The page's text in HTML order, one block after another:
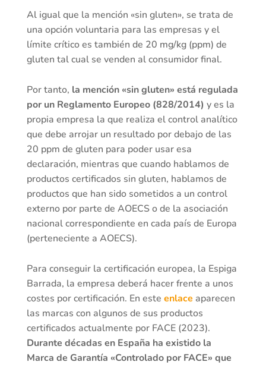
Al igual que la mención «sin gluten», se trata de
una opción voluntaria para las empresas y el
límite crítico es también de 20 mg/kg (ppm) de
gluten tal cual se venden al consumidor final.
Por tanto, la mención «sin gluten» está regulada
por un Reglamento Europeo (828/2014) y es la
propia empresa la que realiza el control analítico
que debe arrojar un resultado por debajo de las
20 ppm de gluten para poder usar esa
declaración, mientras que cuando hablamos de
productos certificados sin gluten, hablamos de
productos que han sido sometidos a un control
externo por parte de AOECS o de la asociación
nacional correspondiente en cada país de Europa
(perteneciente a AOECS).
Para conseguir la certificación europea, la Espiga
Barrada, la empresa deberá hacer frente a unos
costes por certificación. En este enlace aparecen
las marcas con algunos de sus productos
certificados actualmente por FACE (2023).
Durante décadas en España ha existido la
Marca de Garantía «Controlado por FACE» que